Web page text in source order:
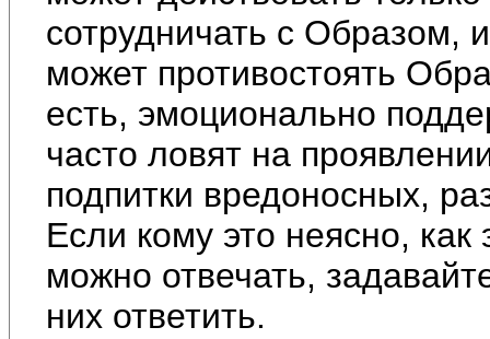
сотрудничать с Образом,
может противостоять
есть, эмоционально
часто ловят на
подпитки вредоносных,
Если кому это неясно, как
можно отвечать,
них ответить.